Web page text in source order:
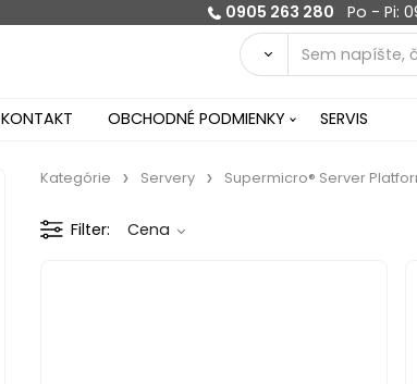
0905 263 280 Po - Pi:
KONTAKT OBCHODNÉ PODMIENKY SERVIS
Kategórie Servery Supermicro® Server
Filter Cena